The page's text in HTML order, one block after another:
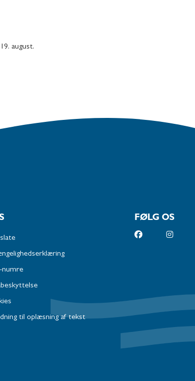
august.
numre
til oplæsning af tekst
FØLG OS